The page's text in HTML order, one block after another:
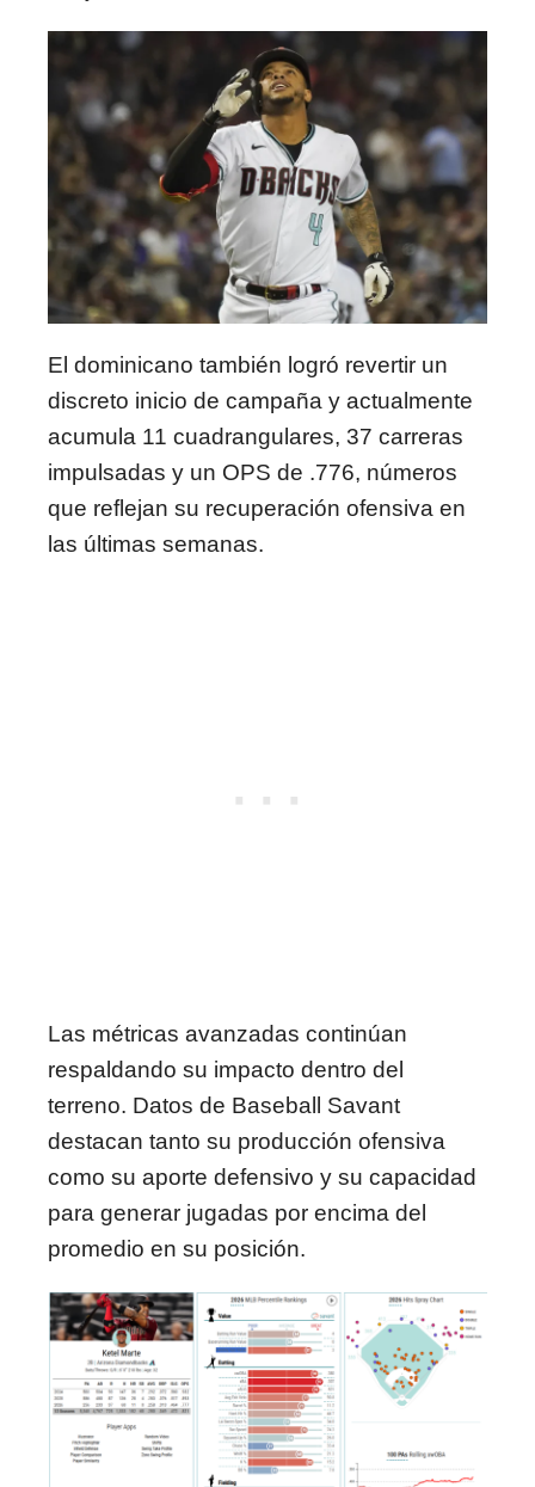
El dominicano también logró revertir un
discreto inicio de campaña y actualmente
acumula 11 cuadrangulares, 37 carreras
impulsadas y un OPS de .776, números
que reflejan su recuperación ofensiva en
las últimas semanas.
Las métricas avanzadas continúan
respaldando su impacto dentro del
terreno. Datos de Baseball Savant
destacan tanto su producción ofensiva
como su aporte defensivo y su capacidad
para generar jugadas por encima del
promedio en su posición.